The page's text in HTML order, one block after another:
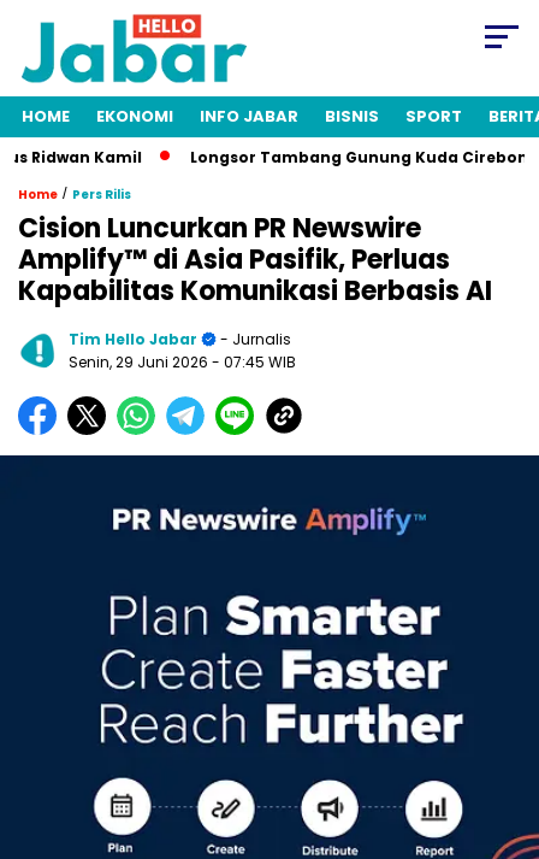
HOME EKONOMI INFO JABAR BISNIS SPORT
Kamil Longsor Tambang Gunung Kuda Cirebon: 19
Home / Pers Rilis
Cision Luncurkan PR Newswire
Amplify™ di Asia Pasifik, Perluas
Kapabilitas Komunikasi Berbasis AI
Tim Hello Jabar
- Jurnalis
Senin, 29 Juni 2026 - 07:45 WIB